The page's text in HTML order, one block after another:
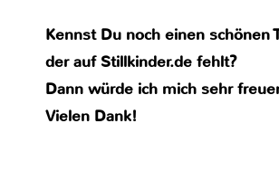
Kennst Du noch einen
der auf Stillkinder.de fehlt?
Dann würde ich mich sehr
Vielen Dank!